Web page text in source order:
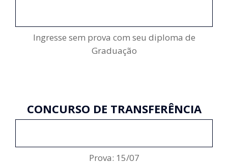
Ingresse sem prova com seu diploma de
Graduação
CONCURSO DE TRANSFERÊNCIA
Prova: 15/07